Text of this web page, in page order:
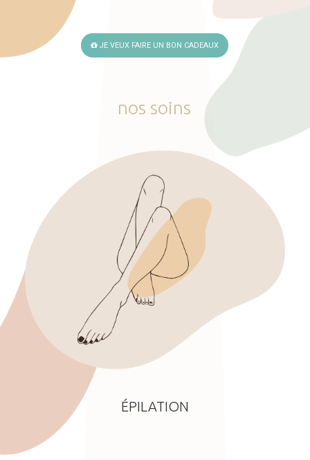
JE VEUX FAIRE UN BON CADEAUX
nos soins
ÉPILATION